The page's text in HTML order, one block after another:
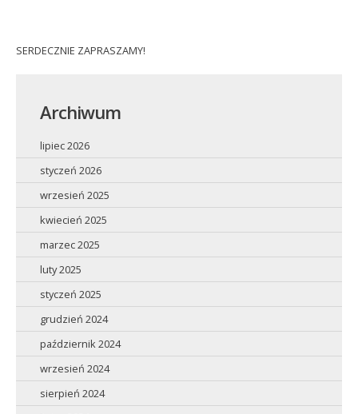
SERDECZNIE ZAPRASZAMY!
Archiwum
lipiec 2026
styczeń 2026
wrzesień 2025
kwiecień 2025
marzec 2025
luty 2025
styczeń 2025
grudzień 2024
październik 2024
wrzesień 2024
sierpień 2024